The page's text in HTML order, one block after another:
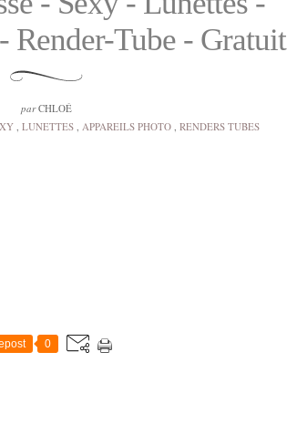
Render-Tube - Gratuit
parCHLOÉ
, LUNETTES , APPAREILS PHOTO , RENDERS TUBES
0